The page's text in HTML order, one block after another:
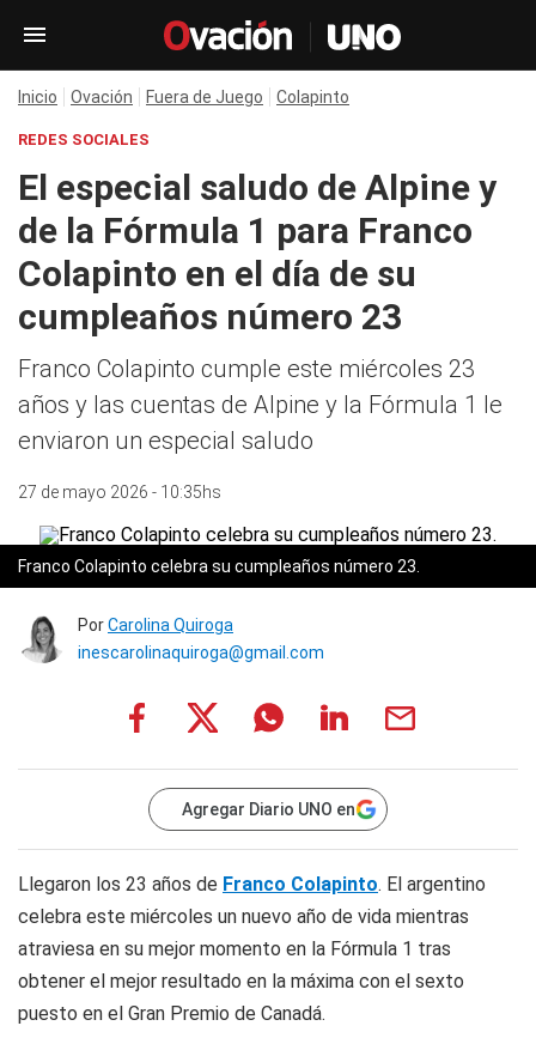
Inicio Ovación Fuera de Juego Colapinto
REDES SOCIALES
El especial saludo de Alpine y
de la Fórmula 1 para Franco
Colapinto en el día de su
cumpleaños número 23
Franco Colapinto cumple este miércoles 23
años y las cuentas de Alpine y la Fórmula 1 le
enviaron un especial saludo
27 de mayo 2026 - 10:35hs
Franco Colapinto celebra su cumpleaños número 23.
PorCarolina Quiroga
inescarolinaquiroga@gmail.com
Agregar Diario UNO en
Llegaron los 23 años de Franco Colapinto. El argentino
celebra este miércoles un nuevo año de vida mientras
atraviesa en su mejor momento en la Fórmula 1 tras
obtener el mejor resultado en la máxima con el sexto
puesto en el Gran Premio de Canadá.